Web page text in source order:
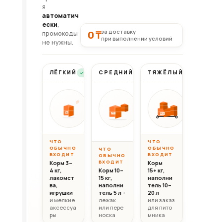
я
автоматич
ески,
промокоды
не нужны.
0 ₸за доставку
при выполнении условий
ЛЁГКИЙ Бесплатно
10кг
Вес до 10 кг
10 000 ₸
ЧТО
ОБЫЧНО
ВХОДИТ
Корм 3–
4 кг,
лакомст
ва,
игрушки
и мелкие
аксессуа
ры
СРЕДНИЙ Бесплатно
20кг
Вес 10–20 кг
20 000 ₸
ЧТО
ОБЫЧНО
ВХОДИТ
Корм 10–
15 кг,
наполни
тель 5 л+
лежак
или пере
носка
ТЯЖЁЛЫЙ
30+кг
ЧТО
ОБЫЧНО
ВХОДИТ
Корм
15+ кг,
наполни
тель 10–
20 л
или заказ
для пито
мника